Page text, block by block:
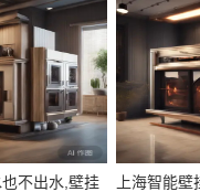
不出水,壁挂
上海智能